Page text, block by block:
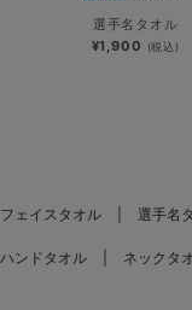
選手名タオル
¥1,900 (税込)
フェイスタオル 選手名
ハンドタオル ネックタ